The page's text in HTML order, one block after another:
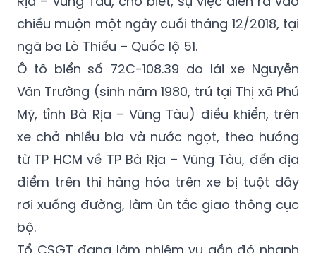
ngã ba Lò Thiếu – Quốc lộ 51.
Ô tô biển số 72C-108.39 do lái xe Nguyễn
Văn Trường (sinh năm 1980, trú tại Thị xã Phú
Mỹ, tỉnh Bà Rịa – Vũng Tàu) điều khiển, trên
xe chở nhiều bia và nước ngọt, theo hướng
từ TP HCM về TP Bà Rịa – Vũng Tàu, đến địa
điểm trên thì hàng hóa trên xe bị tuột dây
rơi xuống đường, làm ùn tắc giao thông cục
bộ.
Tổ CSGT đang làm nhiệm vụ gần đó nhanh
chóng có mặt, tổ chức phân luồng giao